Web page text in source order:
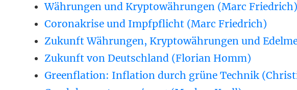
Währungen und Kryptowährungen (Marc Friedrich)
Coronakrise und Impfpflicht (Marc Friedrich)
Zukunft Währungen, Kryptowährungen und
Zukunft von Deutschland (Florian Homm)
Greenflation: Inflation durch grüne Technik